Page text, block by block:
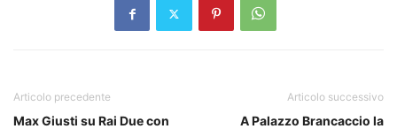
Articolo precedente
Max Giusti su Rai Due con
Articolo successivo
A Palazzo Brancaccio la